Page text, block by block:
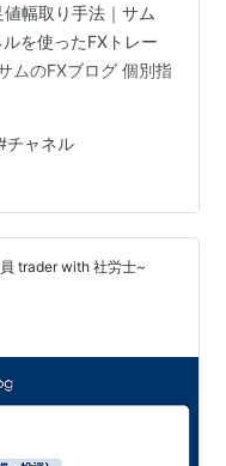
幅取り手法｜サム
を使ったFXトレー
ムのFXブログ 個別指
チャネル
trader with 社労士~